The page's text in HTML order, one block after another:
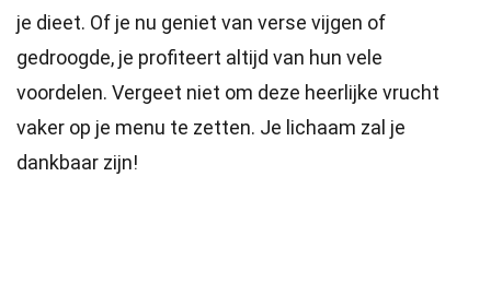
je dieet. Of je nu geniet van verse vijgen of
gedroogde, je profiteert altijd van hun vele
voordelen. Vergeet niet om deze heerlijke vrucht
vaker op je menu te zetten. Je lichaam zal je
dankbaar zijn!